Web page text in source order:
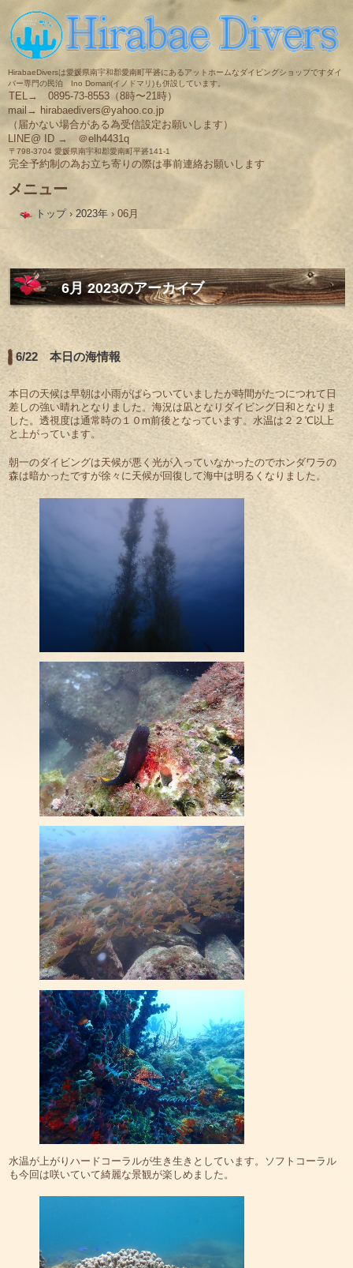
HirabaeDiversは愛媛県南宇和郡愛南町平碆にあるアットホームなダイビングショップですダイ
バー専門の民泊 Ino Domari(イノドマリ)も併設しています。
TEL→ 0895-73-8553（8時〜21時）
mail→ hirabaedivers@yahoo.co.jp
（届かない場合がある為受信設定お願いします）
LINE@ ID → ＠elh4431q
〒798-3704 愛媛県南宇和郡愛南町平碆141-1
完全予約制の為お立ち寄りの際は事前連絡お願いします
メニュー
へ
ス
キ
ッ
プ
トップ › 2023年 › 06月
6月 2023のアーカイブ
6/22 本日の海情報
本日の天候は早朝は小雨がぱらついていましたが時間がたつにつれて日
差しの強い晴れとなりました。海況は凪となりダイビング日和となりま
した。透視度は通常時の１０m前後となっています。水温は２２℃以上
と上がっています。
朝一のダイビングは天候が悪く光が入っていなかったのでホンダワラの
森は暗かったですが徐々に天候が回復して海中は明るくなりました。
水温が上がりハードコーラルが生き生きとしています。ソフトコーラル
も今回は咲いていて綺麗な景観が楽しめました。